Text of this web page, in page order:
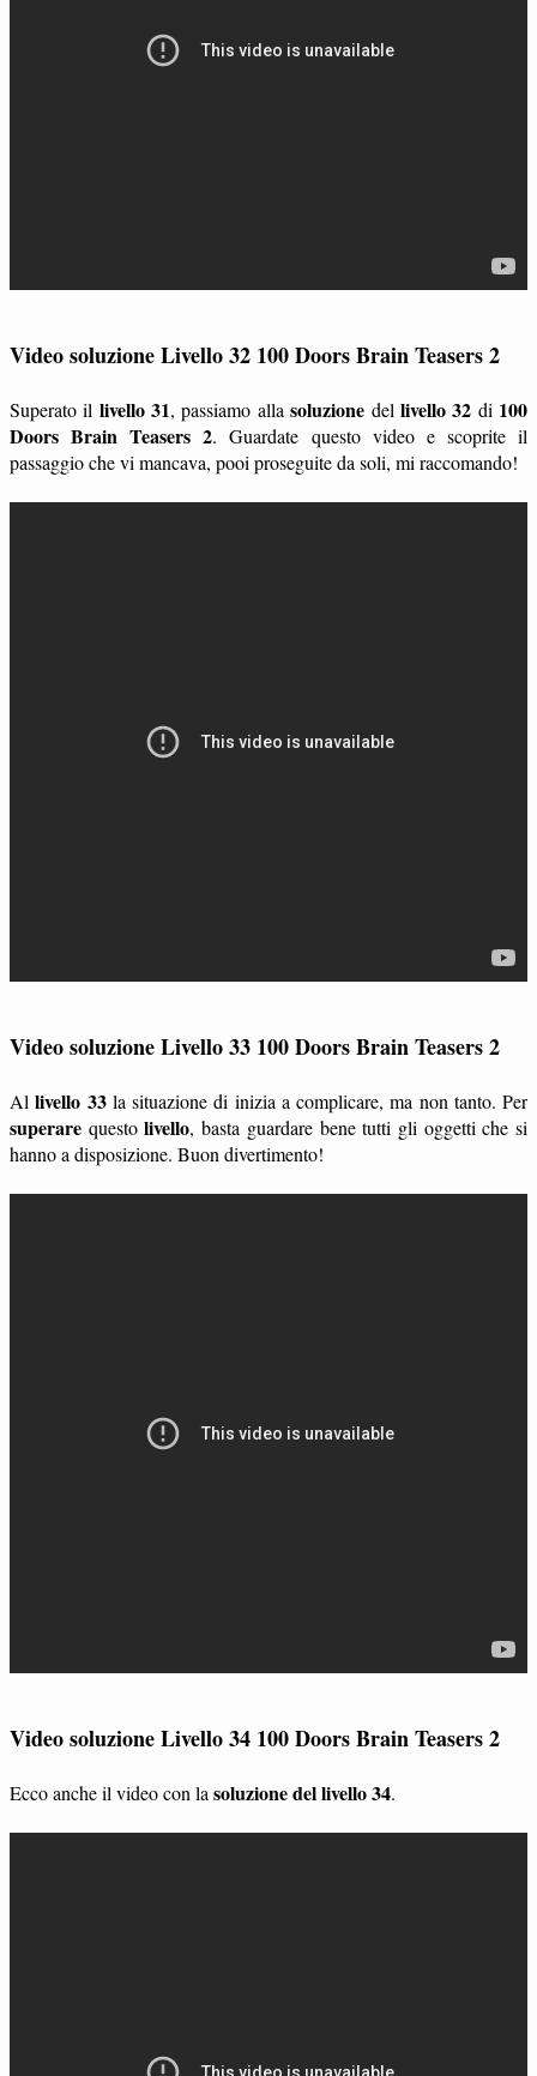
Video soluzione Livello 32 100 Doors Brain Teasers 2
Superato il livello 31, passiamo allasoluzione del livello 32 di 100
Doors Brain Teasers 2. Guardate questo video e scoprite il
passaggio che vi mancava, pooi proseguite da soli, mi raccomando!
Video soluzione Livello 33 100 Doors Brain Teasers 2
Allivello 33la situazione di inizia a complicare, ma non tanto. Per
superare questolivello, basta guardare bene tutti gli oggetti che si
hanno a disposizione. Buon divertimento!
Video soluzione Livello 34 100 Doors Brain Teasers 2
Ecco anche il video con la soluzione del livello 34.